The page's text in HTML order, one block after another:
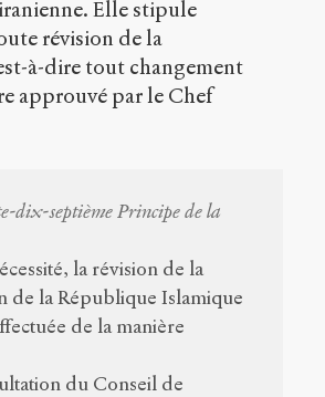
Elle stipule
révision de la
à-dire tout changement
approuvé par le Chef
dix-septième Principe de la
la révision de la
de la République Islamique
de la manière
du Conseil de